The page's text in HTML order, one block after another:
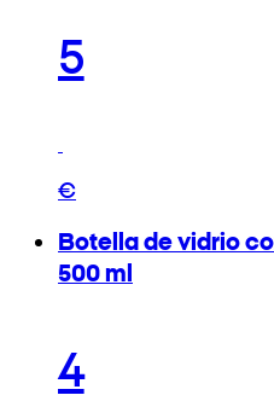
5
€
Botella de vidrio
500 ml
4